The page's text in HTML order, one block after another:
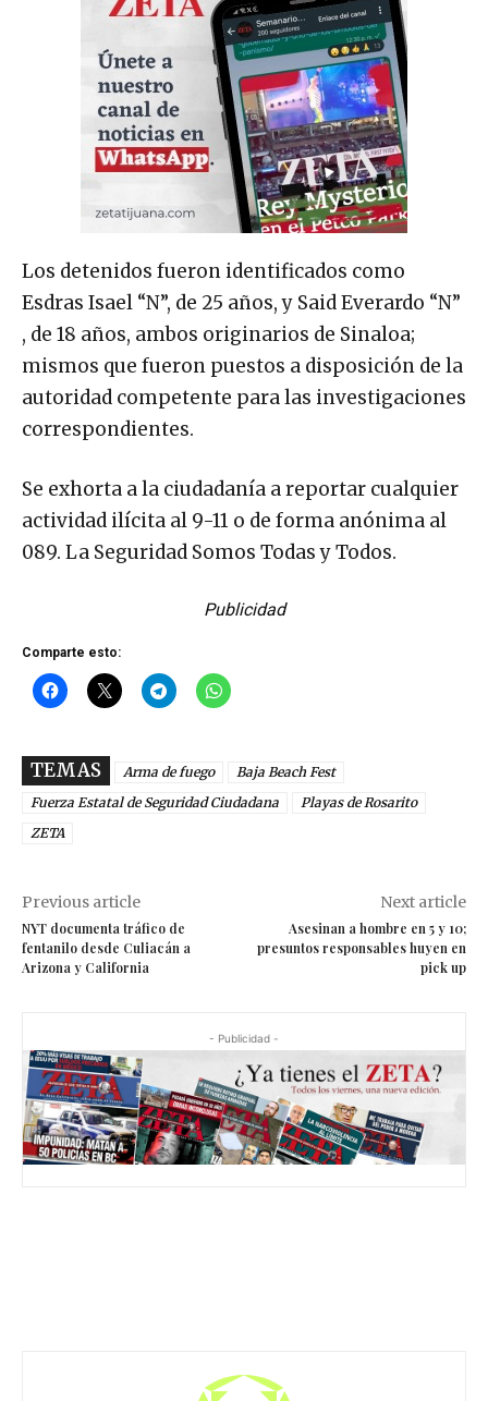
Los detenidos fueron identificados como
Esdras Isael “N”, de 25 años, y Said Everardo “N”
, de 18 años, ambos originarios de Sinaloa;
mismos que fueron puestos a disposición de la
autoridad competente para las investigaciones
correspondientes.
Se exhorta a la ciudadanía a reportar cualquier
actividad ilícita al 9-11 o de forma anónima al
089. La Seguridad Somos Todas y Todos.
Publicidad
Comparte esto:
TEMAS Arma de fuego
Baja Beach Fest
Fuerza Estatal de Seguridad Ciudadana
Playas de Rosarito
ZETA
Previous article
NYT documenta tráfico de
fentanilo desde Culiacán a
Arizona y California
Next article
Asesinan a hombre en 5 y 10;
presuntos responsables huyen en
pick up
- Publicidad -